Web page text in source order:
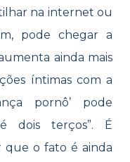
na internet ou
pode chegar a
ainda mais
íntimas com a
pornô’ pode
dois terços”. É
que o fato é ainda